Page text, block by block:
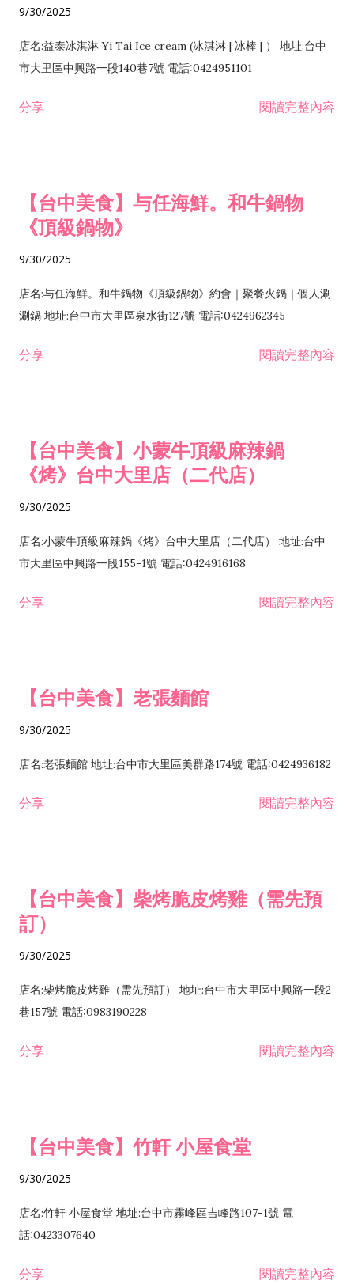
9/30/2025
店名:益泰冰淇淋 Yi Tai Ice cream (冰淇淋 | 冰棒 | ） 地址:台中
市大里區中興路一段140巷7號 電話:0424951101
分享 閱讀完整內容
【台中美食】与任海鮮。和牛鍋物
《頂級鍋物》
9/30/2025
店名:与任海鮮。和牛鍋物《頂級鍋物》約會｜聚餐火鍋｜個人涮
涮鍋 地址:台中市大里區泉水街127號 電話:0424962345
分享 閱讀完整內容
【台中美食】小蒙牛頂級麻辣鍋
《烤》台中大里店（二代店）
9/30/2025
店名:小蒙牛頂級麻辣鍋《烤》台中大里店（二代店） 地址:台中
市大里區中興路一段155-1號 電話:0424916168
分享 閱讀完整內容
【台中美食】老張麵館
9/30/2025
店名:老張麵館 地址:台中市大里區美群路174號 電話:0424936182
分享 閱讀完整內容
【台中美食】柴烤脆皮烤雞（需先預
訂）
9/30/2025
店名:柴烤脆皮烤雞（需先預訂） 地址:台中市大里區中興路一段2
巷157號 電話:0983190228
分享 閱讀完整內容
【台中美食】竹軒 小屋食堂
9/30/2025
店名:竹軒 小屋食堂 地址:台中市霧峰區吉峰路107-1號 電
話:0423307640
分享 閱讀完整內容